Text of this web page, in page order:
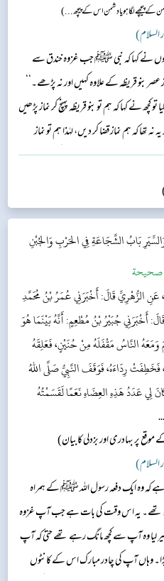
کے پیچھے لگا ہو یا دشمن اس کے پیچھ...)
نے کہا کہ نبی ﷺ جب غزوہ خندق سے
بنو قریظہ کے علاوہ کہیں اور نہ پڑھے۔‘‘
کچھ نے کہا کہ ہم تو بنو قریظہ پہنچ کر نماز پڑھیں
تھا کہ ہم نماز قضا کر دیں، لہٰذا ہم تو نماز
تو آپ نے کسی کو ملامت نہ کی۔...
بَابُ الشَّجَاعَةِ فِي الحَرْبِ وَالجُبْنِ
صحيحة
عَنِ الزُّهْرِيِّ قَالَ: أَخْبَرَنِي عُمَرُ بْنُ مُحَمَّدِ
أَخْبَرَنِي جُبَيْرُ بْنُ مُطْعِمٍ: أَنَّهُ بَيْنَمَا هُوَ
وَمَعَهُ النَّاسُ مَقْفَلَهُ مِنْ حُنَيْنٍ، فَعَلِقَهُ
رِدَاءَهُ، فَوَقَفَ النَّبِيُّ صَلَّى اللهُ
لِي عَدَدُ هَذِهِ العِضَاهِ نَعَمًا لَقَسَمْتُهُ
پر بہادری اور بزدلی کابیان)
کہ وہ ایک دفعہ رسول اللہ ﷺ کے ہمراہ
تھے۔ یہ اس وقت کی بات ہے جب آپ غزوہ
وہ آپ سے کچھ مانگ رہے تھے حتیٰ کہ آپ
وہاں آپ کی چادر مبارک اس کے کانٹوں